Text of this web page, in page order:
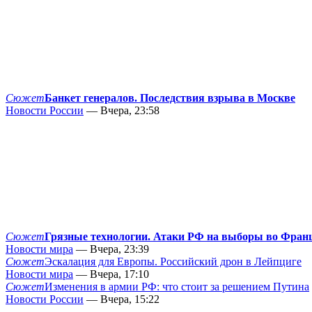
СюжетБанкет генералов. Последствия взрыва в Москве
Новости России — Вчера, 23:58
СюжетГрязные технологии. Атаки РФ на выборы во
Новости мира — Вчера, 23:39
СюжетЭскалация для Европы. Российский дрон в Лейпциге
Новости мира — Вчера, 17:10
СюжетИзменения в армии РФ: что стоит за решением Путина
Новости России — Вчера, 15:22